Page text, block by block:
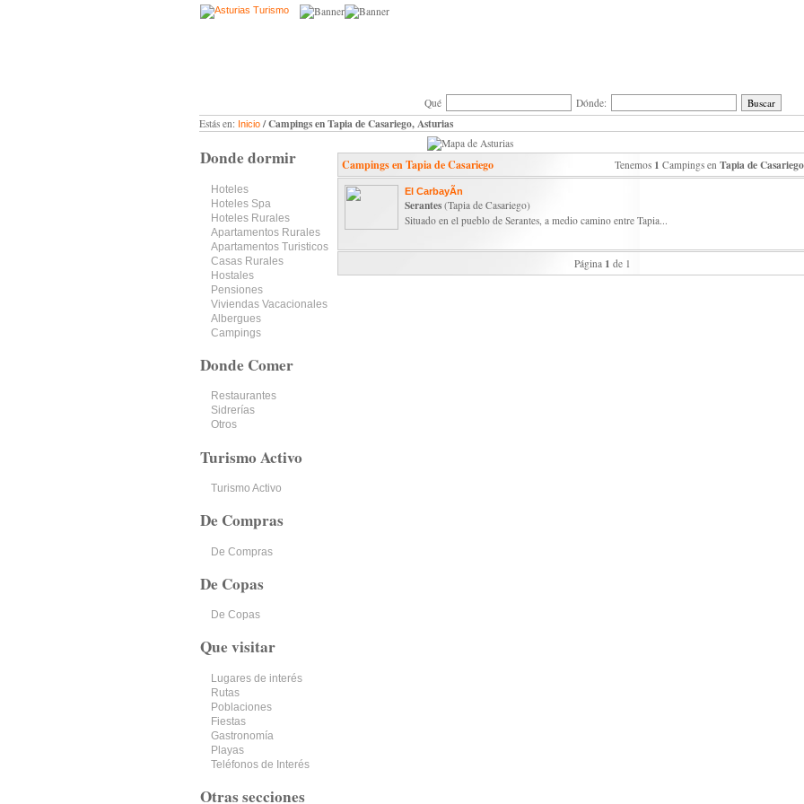
Qué
Dónde:
Estás en: Inicio/ Campings en Tapia de Casariego, Asturias
Donde dormir
Hoteles
Hoteles Spa
Hoteles Rurales
Apartamentos Rurales
Apartamentos Turisticos
Casas Rurales
Hostales
Pensiones
Viviendas Vacacionales
Albergues
Campings
Donde Comer
Restaurantes
Sidrerías
Otros
Turismo Activo
Turismo Activo
De Compras
De Compras
De Copas
De Copas
Que visitar
Lugares de interés
Rutas
Poblaciones
Fiestas
Gastronomía
Playas
Teléfonos de Interés
Otras secciones
Campings en Tapia de Casariego Tenemos 1 Campings en Tapia de Casariego
El CarbayÃ­n
Serantes(Tapia de Casariego)
Situado en el pueblo de Serantes, a medio camino entre Tapia...
Página 1 de 1